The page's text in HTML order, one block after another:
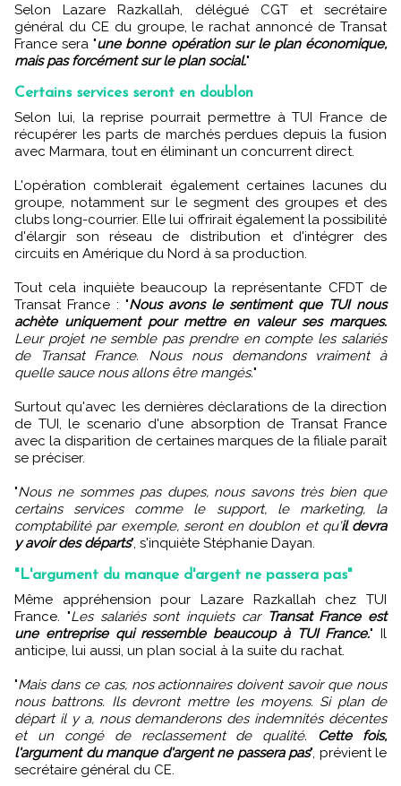
Selon Lazare Razkallah, délégué CGT et secrétaire
général du CE du groupe, le rachat annoncé de Transat
France sera "une bonne opération sur le plan économique,
mais pas forcément sur le plan social."
Certains services seront en doublon
Selon lui, la reprise pourrait permettre à TUI France de
récupérer les parts de marchés perdues depuis la fusion
avec Marmara, tout en éliminant un concurrent direct.
L'opération comblerait également certaines lacunes du
groupe, notamment sur le segment des groupes et des
clubs long-courrier. Elle lui offrirait également la possibilité
d'élargir son réseau de distribution et d'intégrer des
circuits en Amérique du Nord à sa production.
Tout cela inquiète beaucoup la représentante CFDT de
Transat France : "Nous avons le sentiment que TUI nous
achète uniquement pour mettre en valeur ses marques.
Leur projet ne semble pas prendre en compte les salariés
de Transat France. Nous nous demandons vraiment à
quelle sauce nous allons être mangés."
Surtout qu'avec les dernières déclarations de la direction
de TUI, le scenario d'une absorption de Transat France
avec la disparition de certaines marques de la filiale paraît
se préciser.
"Nous ne sommes pas dupes, nous savons très bien que
certains services comme le support, le marketing, la
comptabilité par exemple, seront en doublon et qu'il devra
y avoir des départs", s'inquiète Stéphanie Dayan.
"L'argument du manque d'argent ne passera pas"
Même appréhension pour Lazare Razkallah chez TUI
France. "Les salariés sont inquiets car Transat France est
une entreprise qui ressemble beaucoup à TUI France." Il
anticipe, lui aussi, un plan social à la suite du rachat.
"Mais dans ce cas, nos actionnaires doivent savoir que nous
nous battrons. Ils devront mettre les moyens. Si plan de
départ il y a, nous demanderons des indemnités décentes
et un congé de reclassement de qualité. Cette fois,
l'argument du manque d'argent ne passera pas", prévient le
secrétaire général du CE.